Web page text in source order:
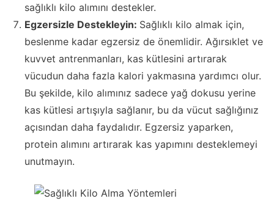
sağlıklı kilo alımını destekler.
Egzersizle Destekleyin: Sağlıklı kilo almak için,
beslenme kadar egzersiz de önemlidir. Ağırsıklet ve
kuvvet antrenmanları, kas kütlesini artırarak
vücudun daha fazla kalori yakmasına yardımcı olur.
Bu şekilde, kilo alımınız sadece yağ dokusu yerine
kas kütlesi artışıyla sağlanır, bu da vücut sağlığınız
açısından daha faydalıdır. Egzersiz yaparken,
protein alımını artırarak kas yapımını desteklemeyi
unutmayın.